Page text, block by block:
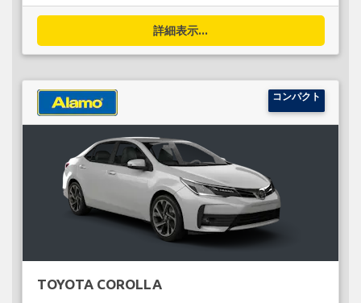
詳細表示...
コンパクト
TOYOTA COROLLA